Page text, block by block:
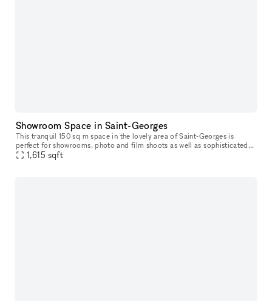
Showroom Space in Saint-Georges
This tranquil 150 sq m space in the lovely area of Saint-Georges is
perfect for showrooms, photo and film shoots as well as sophisticated
1,615 sqft